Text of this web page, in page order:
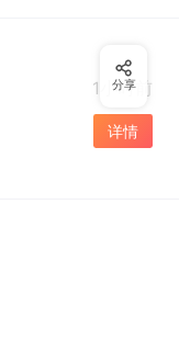
1小时前
详情
分享